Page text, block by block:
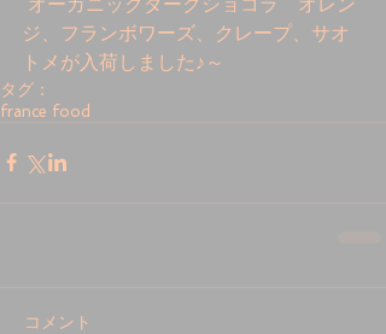
ジ、フランボワーズ、クレープ、サオ
トメが入荷しました♪～
タグ：
france food
コメント